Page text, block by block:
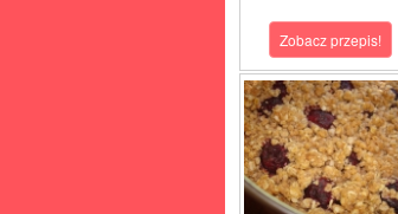
Zobacz przepis!